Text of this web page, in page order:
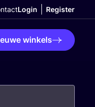
Login Register
winkels